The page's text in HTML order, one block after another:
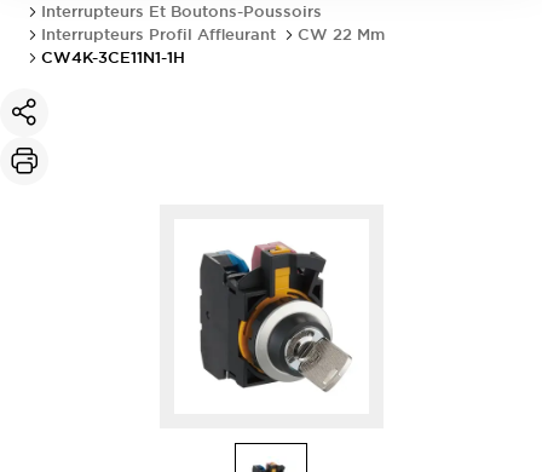
Interrupteurs Et Boutons-Poussoirs
Interrupteurs Profil Affleurant
CW 22 Mm
CW4K-3CE11N1-1H